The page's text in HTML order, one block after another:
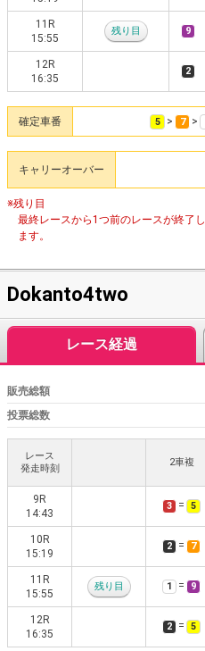
11R
15:55
残り目 9
12R
16:35
2
確定車番 5 > 7 >
キャリーオーバー
※残り目
最終レースから1つ前のレースが終了
ます。
Dokanto4two
レース経過
販売総額
投票総数
レース
発走時刻
2車複
9R
14:43
3 = 5
10R
15:19
2 = 7
11R
15:55
残り目 1 = 9
12R
16:35
2 = 5